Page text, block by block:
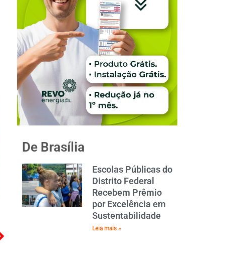
De Brasília
Escolas Públicas do
Distrito Federal
Recebem Prêmio
por Excelência em
Sustentabilidade
Leia mais »